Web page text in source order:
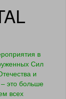
в
Сил
и
это больше
всех